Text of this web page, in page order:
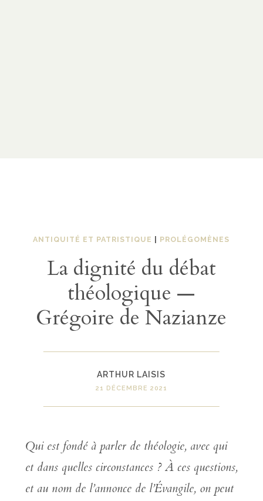
ANTIQUITÉ ET PATRISTIQUE PROLÉGOMÈNES
La dignité du débat
théologique —
Grégoire de Nazianze
ARTHUR LAISIS
21 DÉCEMBRE 2021
Qui est fondé à parler de théologie, avec qui
et dans quelles circonstances ? À ces questions,
et au nom de l’annonce de l’Évangile, on peut